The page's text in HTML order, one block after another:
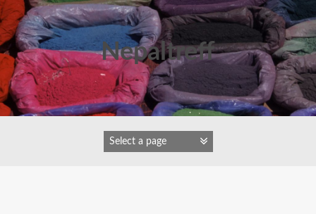
Zum
Inhalt
springen
Nepaltreff